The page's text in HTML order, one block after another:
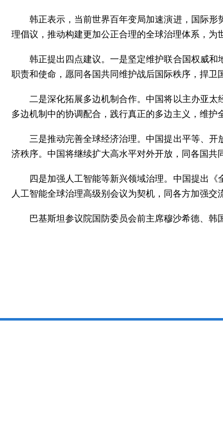
韩正表示，当前世界百年变局加速演进，国际
理倡议，推动构建更加公正合理的全球治理体系，为
韩正提出四点建议。一是坚定维护联合国权威
职责和使命，愿同各国共同维护战后国际秩序，捍卫
二是深化拓展多边机制合作。中国将以主办亚
多边机制中的协调配合，践行真正的多边主义，维护
三是推动完善全球经济治理。中国提出平等、
济秩序。中国将继续扩大高水平对外开放，同各国共
四是加强人工智能等新兴领域治理。中国提出
人工智能全球治理高级别会议为契机，同各方加强
巴基斯坦参议院国防委员会前主席穆沙希德、